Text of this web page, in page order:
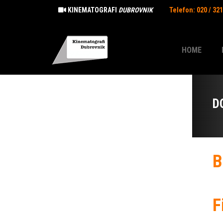
KINEMATOGRAFI DUBROVNIK Telefon: 020 /
HOME